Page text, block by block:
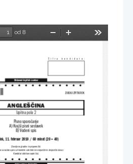
od 8
Pomanjšaj
Šifra  kandidata:
11. februar 2010 / 60 minut (20 + 40)
Dovoljeno gradivo in pripomočki:
nalivno pero ali kemični svinčnik ter enojezični in dvojezični slovar.
Kandidat dobi konceptni list.
Pisno sporočanje
A) Krajši pisni sestavek
B) Vodeni spis
Izpitna pola 2
ANGLEŠČINA
Državni izpitni center
ZIMSKI IZPITNI ROK